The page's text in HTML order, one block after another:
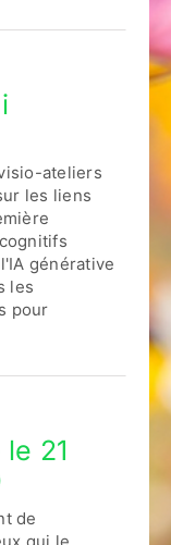
ateliers
les liens
générative
les
pour
21
de
qui le